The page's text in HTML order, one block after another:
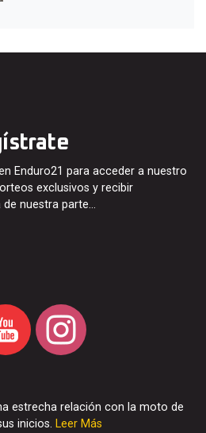
Enduro21 para acceder a nuestro
exclusivos y recibir
nuestra parte…
estrecha relación con la moto de
inicios. Leer Más